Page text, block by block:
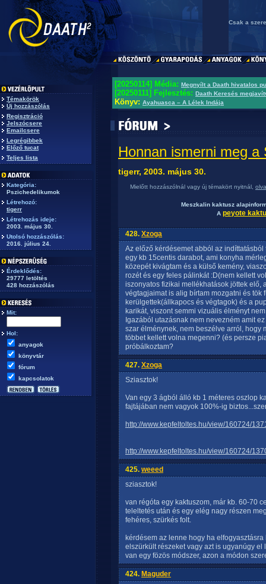
Csak a
Témakörök
Új hozzászólás
Regisztráció
Jelszócsere
Emailcsere
Legrégibbek
Előző tucat
Teljes lista
Kategória:
Pszichedelikumok
Létrehozó:
tigerr
Létrehozás ideje:
2003. május 30.
Utolsó hozzászólás:
2016. július 24.
Érdeklődés:
29777 letöltés
428 hozzászólás
Mit:
Hol:
anyagok
könyvtár
fórum
kapcsolatok
[20250114] Média: Megnyílt a Daath hivatalos
[20250111] Fejlesztés: Daath Keresés
Könyv: Ayahuasca – A Lélek Indája
Honnan ismerni meg a
tigerr, 2003. május 30.
Mielőtt hozzászólnál vagy új témakört nyitnál,
Meszkalin kaktusz
Apeyote
428. Xzoga
Az előző kérdésemet abból az
egy kb 15centis darabot, ami konyha
közepét kivágtam és a külső kemény,
rozét és egy feles pálinkát :D(nem kellett
iszonyatos fizikai mellékhatások jöttek elő,
végtagjaimat is alig bírtam mozgatni és tök
kerülgettek(állkapocs és végtagok) és a
karikát, viszont semmi vizuális élményt
Igazából utazásnak nem nevezném amit
szar élménynek, nem beszélve arról, hogy
többet kellett volna megenni? (és persze
próbálkoztam?
427. Xzoga
Sziasztok!
Van egy 3 ágból álló kb 1 méteres oszlop
fajtájában nem vagyok 100%-ig
http://www.kepfeltoltes.hu/view/160724/
http://www.kepfeltoltes.hu/view/160724/
425. weeed
sziasztok!
van régóta egy kaktuszom, már kb. 60-70
teleltetés után és egy elég nagy részen
fehéres, szürkés folt.
kérdésem az lenne hogy ha
elszürkült részeket vagy azt is ugyanúgy
van egy fözös módszer, azon a módon
424. Maguder